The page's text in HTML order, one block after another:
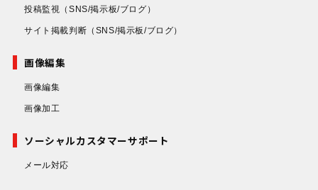
投稿監視 （SNS/掲示板/ブログ）
サイト掲載判断 （SNS/掲示板/ブログ）
画像編集
画像編集
画像加工
ソーシャルカスタマーサポート
メール対応